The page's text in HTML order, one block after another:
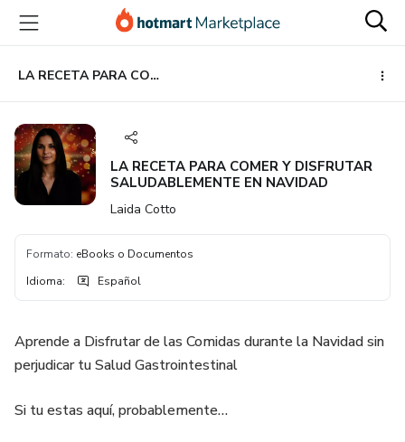
principal
página
de
página
LA RECETA PARA COMER Y DISFRUTAR SALUDABLEMENTE EN NAVIDAD
LA RECETA PARA COMER Y DISFRUTAR
SALUDABLEMENTE EN NAVIDAD
Laida Cotto
Formato: eBooks o Documentos
Idioma: Español
Aprende a Disfrutar de las Comidas durante la Navidad sin
perjudicar tu Salud Gastrointestinal
Si tu estas aquí, probablemente…